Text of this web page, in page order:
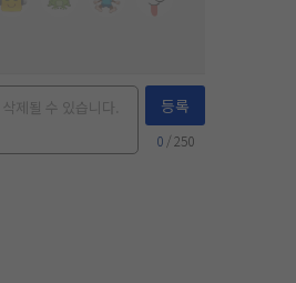
등록
0 / 250